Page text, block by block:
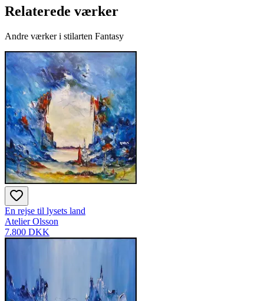
Relaterede værker
Andre værker i stilarten Fantasy
En rejse til lysets land
Atelier Olsson
7.800 DKK